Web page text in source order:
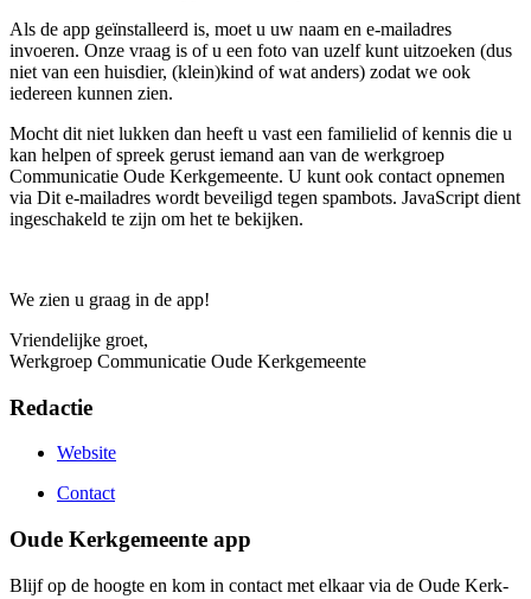
Als de app geïnstalleerd is, moet u uw naam en e-mailadres
invoeren. Onze vraag is of u een foto van uzelf kunt uitzoeken (dus
niet van een huisdier, (klein)kind of wat anders) zodat we ook
iedereen kunnen zien.
Mocht dit niet lukken dan heeft u vast een familielid of kennis die u
kan helpen of spreek gerust iemand aan van de werkgroep
Communicatie Oude Kerkgemeente. U kunt ook contact opnemen
via Dit e-mailadres wordt beveiligd tegen spambots. JavaScript dient
ingeschakeld te zijn om het te bekijken.
We zien u graag in de app!
Vriendelijke groet,
Werkgroep Communicatie Oude Kerkgemeente
Redactie
Website
Contact
Oude Kerkgemeente app
Blijf op de hoogte en kom in contact met elkaar via de Oude Kerk-